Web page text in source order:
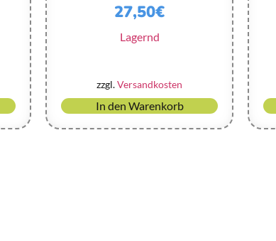
27,50€
Lagernd
zzgl.Versandkosten
In den Warenkorb